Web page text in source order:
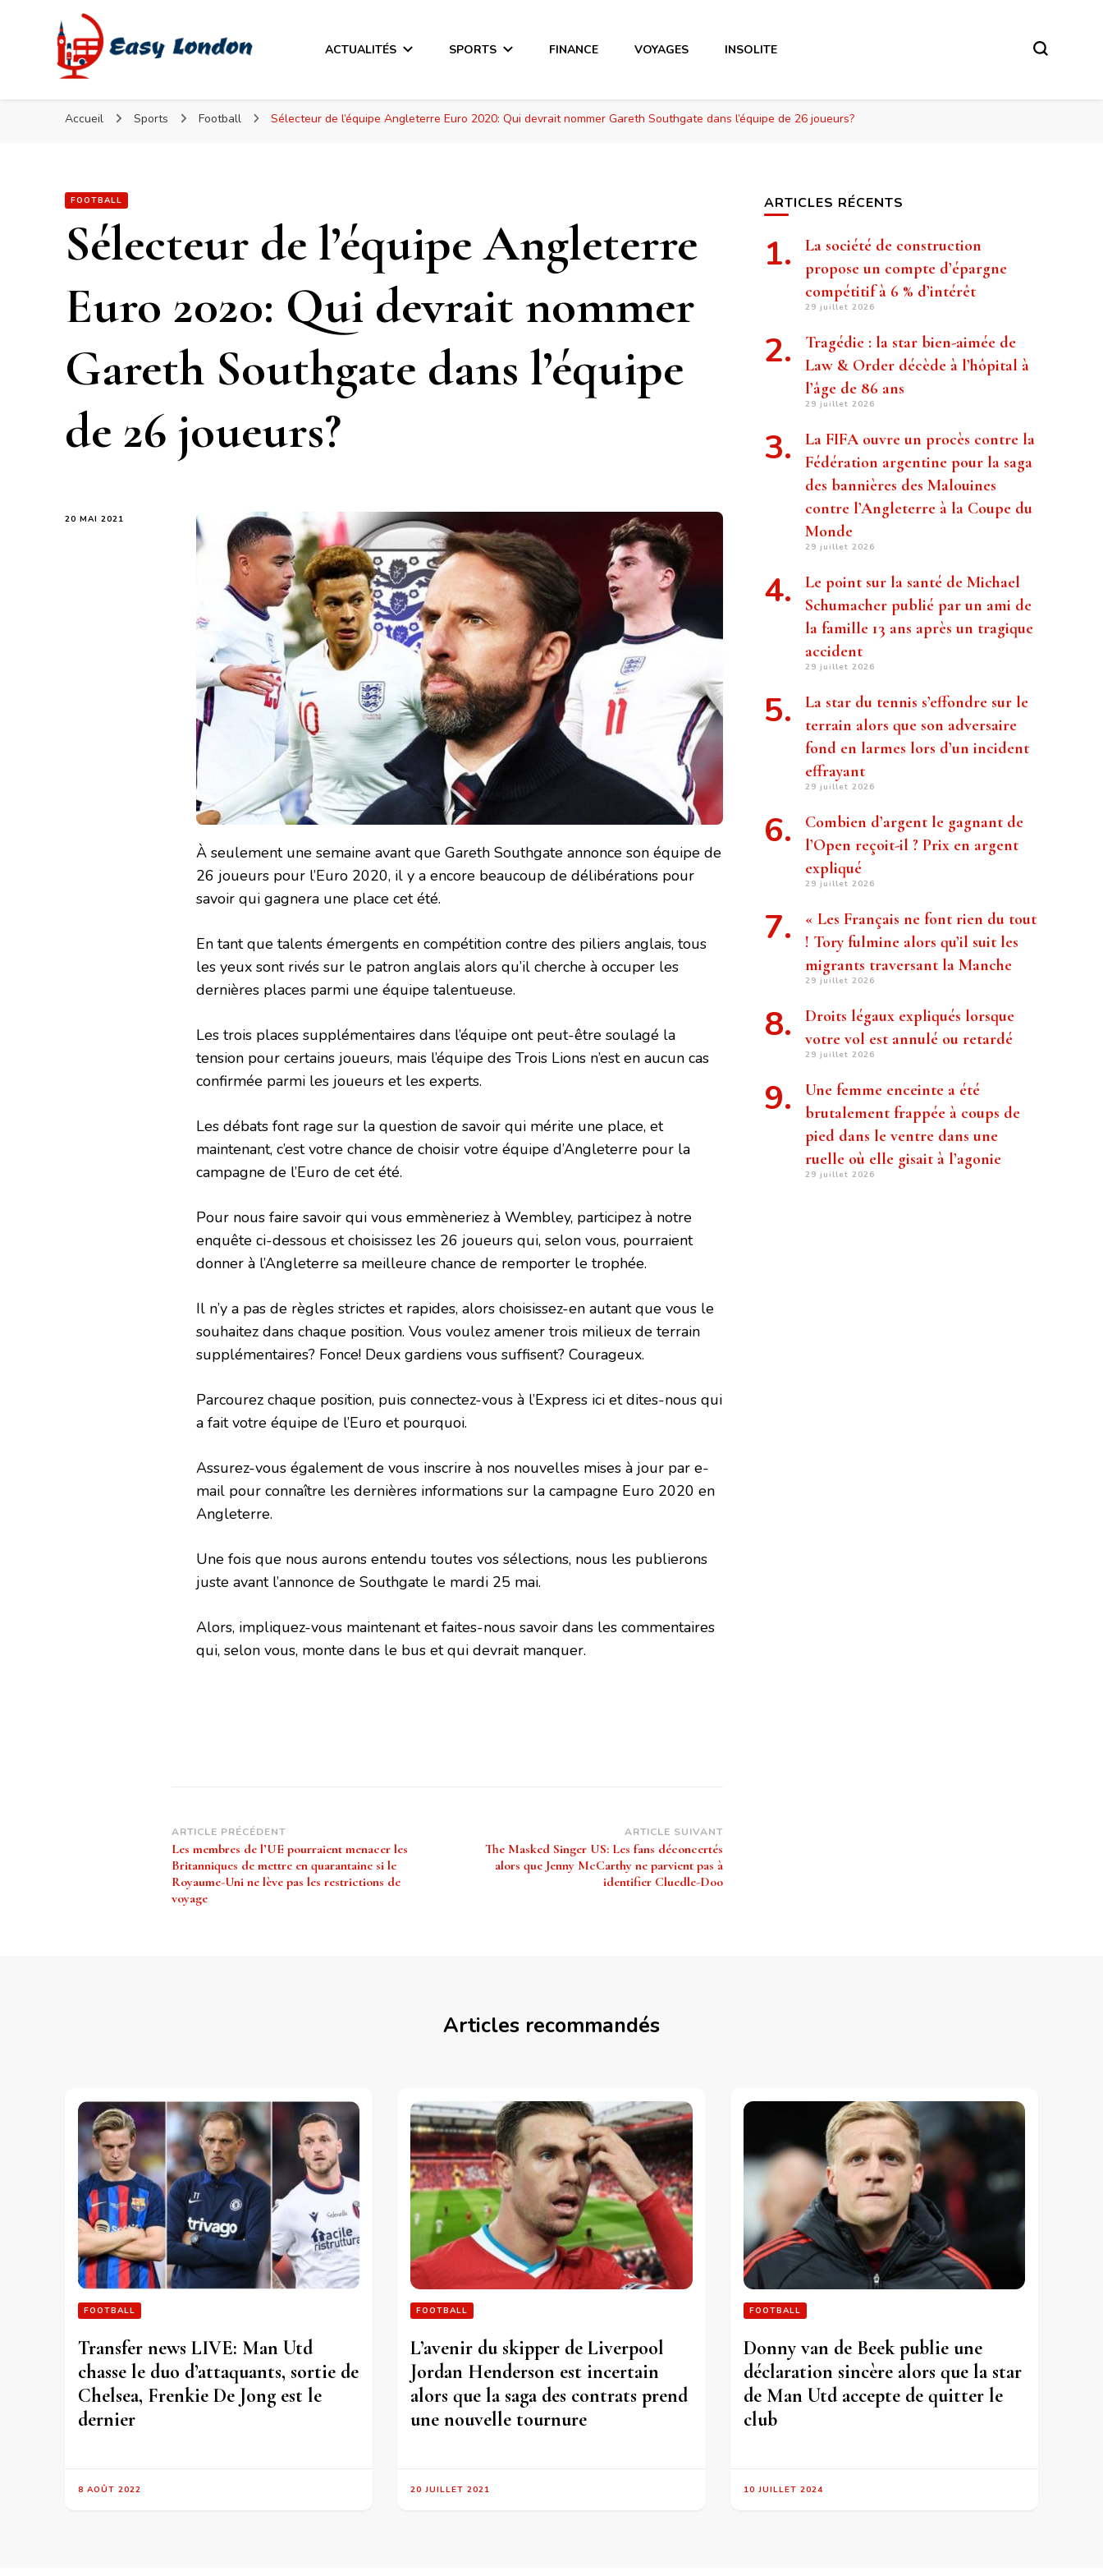
Easy London
Easy London
ACTUALITÉS SPORTS FINANCE VOYAGES INSOLITE
Accueil Sports Football Sélecteur de l’équipe Angleterre Euro 2020: Qui devrait nommer Gareth Southgate dans l’équipe de 26 joueurs?
FOOTBALL
Sélecteur de l’équipe Angleterre
Euro 2020: Qui devrait nommer
Gareth Southgate dans l’équipe
de 26 joueurs?
20 MAI 2021
À seulement une semaine avant que Gareth Southgate annonce son équipe de
26 joueurs pour l’Euro 2020, il y a encore beaucoup de délibérations pour
savoir qui gagnera une place cet été.
En tant que talents émergents en compétition contre des piliers anglais, tous
les yeux sont rivés sur le patron anglais alors qu’il cherche à occuper les
dernières places parmi une équipe talentueuse.
Les trois places supplémentaires dans l’équipe ont peut-être soulagé la
tension pour certains joueurs, mais l’équipe des Trois Lions n’est en aucun cas
confirmée parmi les joueurs et les experts.
Les débats font rage sur la question de savoir qui mérite une place, et
maintenant, c’est votre chance de choisir votre équipe d’Angleterre pour la
campagne de l’Euro de cet été.
Pour nous faire savoir qui vous emmèneriez à Wembley, participez à notre
enquête ci-dessous et choisissez les 26 joueurs qui, selon vous, pourraient
donner à l’Angleterre sa meilleure chance de remporter le trophée.
Il n’y a pas de règles strictes et rapides, alors choisissez-en autant que vous le
souhaitez dans chaque position. Vous voulez amener trois milieux de terrain
supplémentaires? Fonce! Deux gardiens vous suffisent? Courageux.
Parcourez chaque position, puis connectez-vous à l’Express ici et dites-nous qui
a fait votre équipe de l’Euro et pourquoi.
Assurez-vous également de vous inscrire à nos nouvelles mises à jour par e-
mail pour connaître les dernières informations sur la campagne Euro 2020 en
Angleterre.
Une fois que nous aurons entendu toutes vos sélections, nous les publierons
juste avant l’annonce de Southgate le mardi 25 mai.
Alors, impliquez-vous maintenant et faites-nous savoir dans les commentaires
qui, selon vous, monte dans le bus et qui devrait manquer.
Navigation
d’article
ARTICLE PRÉCÉDENT
Les membres de l’UE pourraient menacer les
Britanniques de mettre en quarantaine si le
Royaume-Uni ne lève pas les restrictions de
voyage
ARTICLE SUIVANT
The Masked Singer US: Les fans déconcertés
alors que Jenny McCarthy ne parvient pas à
identifier Cluedle-Doo
ARTICLES RÉCENTS
La société de construction
propose un compte d’épargne
compétitif à 6 % d’intérêt
29 juillet 2026
Tragédie : la star bien-aimée de
Law & Order décède à l’hôpital à
l’âge de 86 ans
29 juillet 2026
La FIFA ouvre un procès contre la
Fédération argentine pour la saga
des bannières des Malouines
contre l’Angleterre à la Coupe du
Monde
29 juillet 2026
Le point sur la santé de Michael
Schumacher publié par un ami de
la famille 13 ans après un tragique
accident
29 juillet 2026
La star du tennis s’effondre sur le
terrain alors que son adversaire
fond en larmes lors d’un incident
effrayant
29 juillet 2026
Combien d’argent le gagnant de
l’Open reçoit-il ? Prix ​​en argent
expliqué
29 juillet 2026
« Les Français ne font rien du tout
! Tory fulmine alors qu’il suit les
migrants traversant la Manche
29 juillet 2026
Droits légaux expliqués lorsque
votre vol est annulé ou retardé
29 juillet 2026
Une femme enceinte a été
brutalement frappée à coups de
pied dans le ventre dans une
ruelle où elle gisait à l’agonie
29 juillet 2026
Articles recommandés
FOOTBALL
Transfer news LIVE: Man Utd
chasse le duo d’attaquants, sortie de
Chelsea, Frenkie De Jong est le
dernier
8 AOÛT 2022
FOOTBALL
L’avenir du skipper de Liverpool
Jordan Henderson est incertain
alors que la saga des contrats prend
une nouvelle tournure
20 JUILLET 2021
FOOTBALL
Donny van de Beek publie une
déclaration sincère alors que la star
de Man Utd accepte de quitter le
club
10 JUILLET 2024